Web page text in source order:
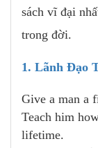
sách vĩ đại
trong đời.
1. Lãnh Đạo
Give a man a
Teach him
lifetime.